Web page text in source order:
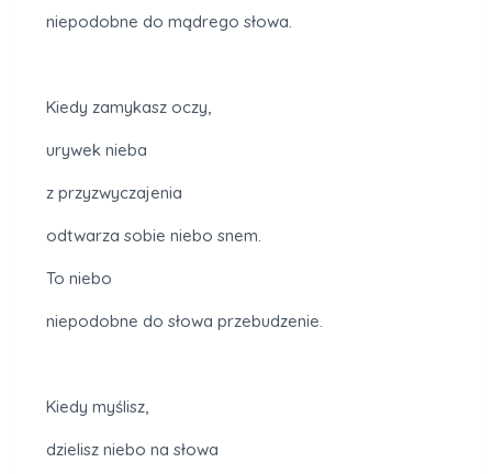
niepodobne do mądrego słowa.
Kiedy zamykasz oczy,
urywek nieba
z przyzwyczajenia
odtwarza sobie niebo snem.
To niebo
niepodobne do słowa przebudzenie.
Kiedy myślisz,
dzielisz niebo na słowa